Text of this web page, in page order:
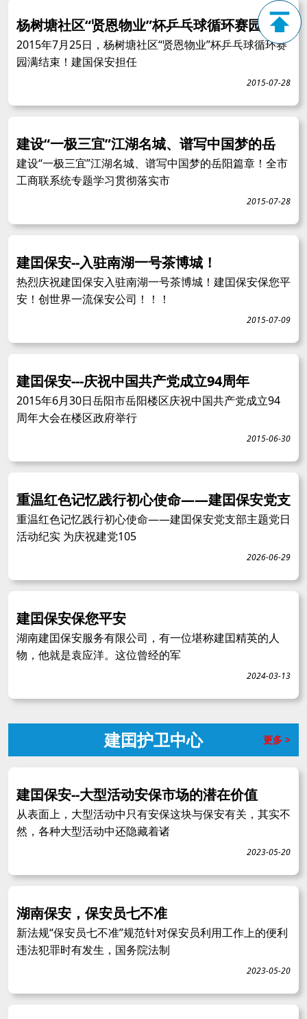
杨树塘社区“贤恩物业”杯乒乓球循环赛园满
2015年7月25日，杨树塘社区“贤恩物业”杯乒乓球循环赛
园满结束！建国保安担任
2015-07-28
建设“一极三宜”江湖名城、谱写中国梦的岳
建设“一极三宜”江湖名城、谱写中国梦的岳阳篇章！全市
工商联系统专题学习贯彻落实市
2015-07-28
建囯保安--入驻南湖一号茶博城！
热烈庆祝建囯保安入驻南湖一号茶博城！建囯保安保您平
安！创世界一流保安公司！！！
2015-07-09
建囯保安---庆祝中国共产党成立94周年
2015年6月30日岳阳市岳阳楼区庆祝中国共产党成立94
周年大会在楼区政府举行
2015-06-30
重温红色记忆践行初心使命——建囯保安党支
重温红色记忆践行初心使命——建囯保安党支部主题党日
活动纪实 为庆祝建党105
2026-06-29
建囯保安保您平安
湖南建囯保安服务有限公司，有一位堪称建囯精英的人
物，他就是袁应洋。这位曾经的军
2024-03-13
建囯护卫中心 更多 >
建囯保安--大型活动安保市场的潜在价值
从表面上，大型活动中只有安保这块与保安有关，其实不
然，各种大型活动中还隐藏着诸
2023-05-20
湖南保安，保安员七不准
新法规“保安员七不准”规范针对保安员利用工作上的便利
违法犯罪时有发生，国务院法制
2023-05-20